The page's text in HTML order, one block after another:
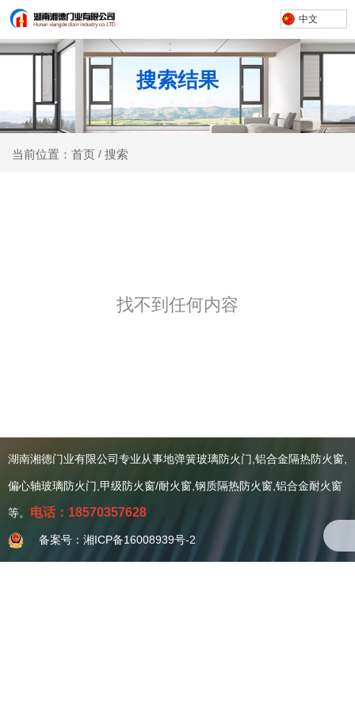
中文
搜索结果
当前位置：首页 / 搜索
找不到任何内容
关于我们
公司简介
资质证书
新闻资讯
湖南湘德门业有限公司专业从事地弹簧玻璃防火门,铝合金隔热防火窗,
偏心轴玻璃防火门,甲级防火窗/耐火窗,钢质隔热防火窗,铝合金耐火窗
等。 电话：18570357628
备案号：湘ICP备16008939号-2